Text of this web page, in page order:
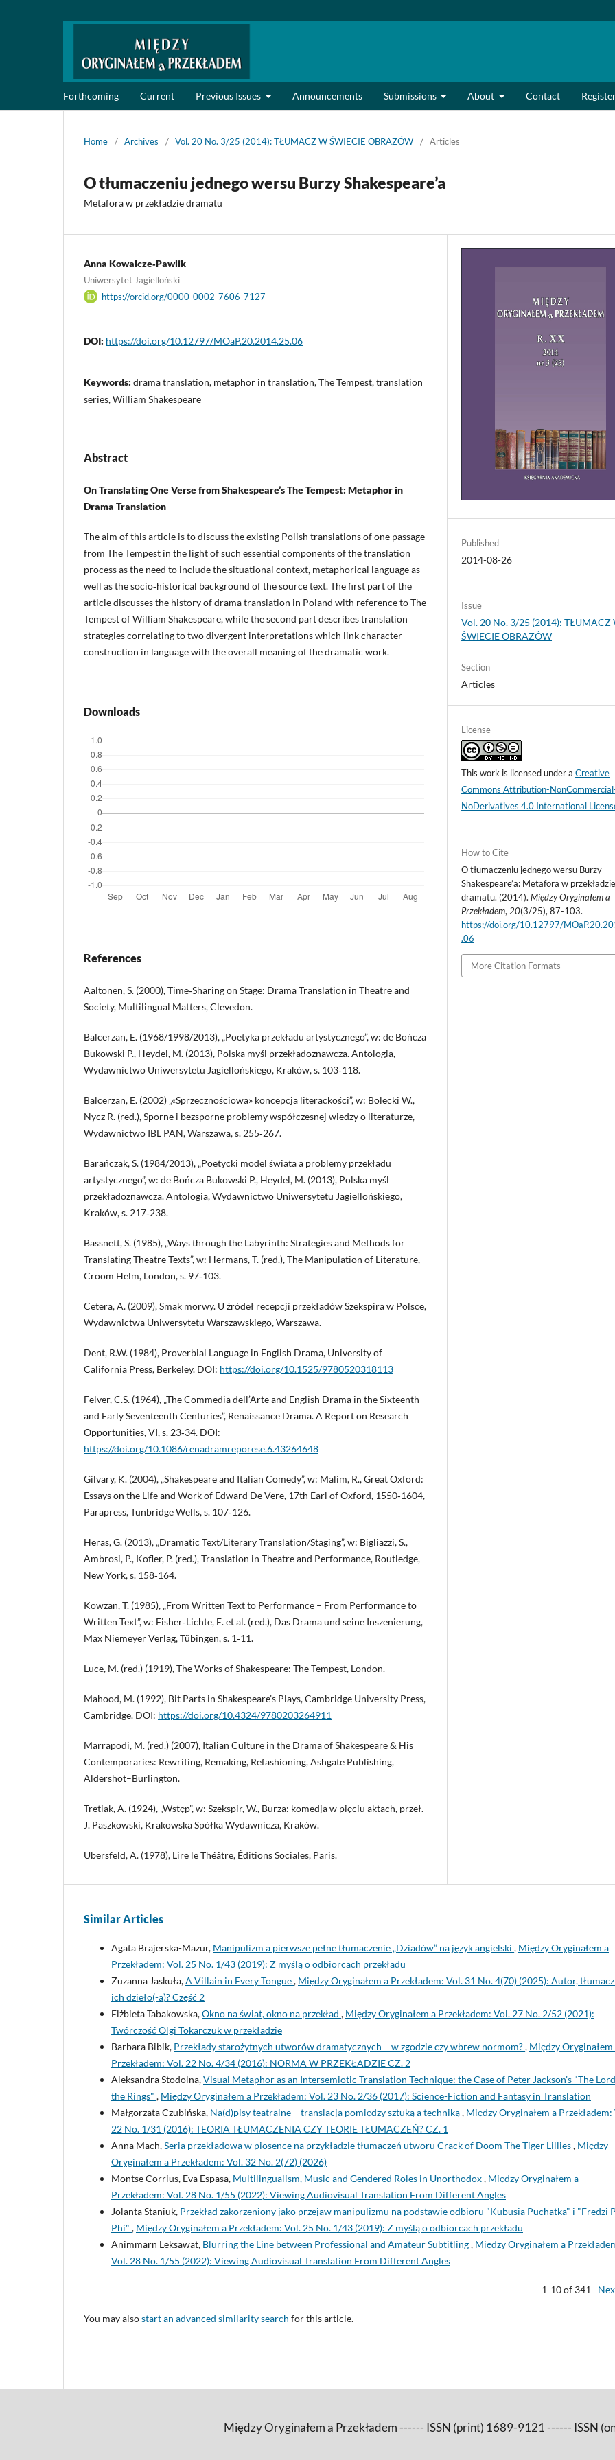
Forthcoming Current Previous Issues Announcements Submissions About Contact
Home / Archives / Vol. 20 No. 3/25 (2014): TŁUMACZ W ŚWIECIE OBRAZÓW / Articles
O tłumaczeniu jednego wersu Burzy Shakespeare’a
Metafora w przekładzie dramatu
Anna Kowalcze‑Pawlik
Uniwersytet Jagielloński
https://orcid.org/0000-0002-7606-7127
DOI: https://doi.org/10.12797/MOaP.20.2014.25.06
Keywords: drama translation, metaphor in translation, The Tempest, translation
series, William Shakespeare
Abstract
On Translating One Verse from Shakespeare’s The Tempest: Metaphor in
Drama Translation
The aim of this article is to discuss the existing Polish translations of one passage
from The Tempest in the light of such essential components of the translation
process as the need to include the situational context, metaphorical language as
well as the socio‑historical background of the source text. The first part of the
article discusses the history of drama translation in Poland with reference to The
Tempest of William Shakespeare, while the second part describes translation
strategies correlating to two divergent interpretations which link character
construction in language with the overall meaning of the dramatic work.
Downloads
References
Aaltonen, S. (2000), Time‑Sharing on Stage: Drama Translation in Theatre and
Society, Multilingual Matters, Clevedon.
Balcerzan, E. (1968/1998/2013), „Poetyka przekładu artystycznego”, w: de Bończa
Bukowski P., Heydel, M. (2013), Polska myśl przekładoznawcza. Antologia,
Wydawnictwo Uniwersytetu Jagiellońskiego, Kraków, s. 103‑118.
Balcerzan, E. (2002) „«Sprzecznościowa» koncepcja literackości”, w: Bolecki W.,
Nycz R. (red.), Sporne i bezsporne problemy współczesnej wiedzy o literaturze,
Wydawnictwo IBL PAN, Warszawa, s. 255‑267.
Barańczak, S. (1984/2013), „Poetycki model świata a problemy przekładu
artystycznego”, w: de Bończa Bukowski P., Heydel, M. (2013), Polska myśl
przekładoznawcza. Antologia, Wydawnictwo Uniwersytetu Jagiellońskiego,
Kraków, s. 217‑238.
Bassnett, S. (1985), „Ways through the Labyrinth: Strategies and Methods for
Translating Theatre Texts”, w: Hermans, T. (red.), The Manipulation of Literature,
Croom Helm, London, s. 97‑103.
Cetera, A. (2009), Smak morwy. U źródeł recepcji przekładów Szekspira w Polsce,
Wydawnictwa Uniwersytetu Warszawskiego, Warszawa.
Dent, R.W. (1984), Proverbial Language in English Drama, University of
California Press, Berkeley. DOI: https://doi.org/10.1525/9780520318113
Felver, C.S. (1964), „The Commedia dell’Arte and English Drama in the Sixteenth
and Early Seventeenth Centuries”, Renaissance Drama. A Report on Research
Opportunities, VI, s. 23‑34. DOI:
https://doi.org/10.1086/renadramreporese.6.43264648
Gilvary, K. (2004), „Shakespeare and Italian Comedy”, w: Malim, R., Great Oxford:
Essays on the Life and Work of Edward De Vere, 17th Earl of Oxford, 1550‑1604,
Parapress, Tunbridge Wells, s. 107‑126.
Heras, G. (2013), „Dramatic Text/Literary Translation/Staging”, w: Bigliazzi, S.,
Ambrosi, P., Kofler, P. (red.), Translation in Theatre and Performance, Routledge,
New York, s. 158‑164.
Kowzan, T. (1985), „From Written Text to Performance – From Performance to
Written Text”, w: Fisher‑Lichte, E. et al. (red.), Das Drama und seine Inszenierung,
Max Niemeyer Verlag, Tübingen, s. 1‑11.
Luce, M. (red.) (1919), The Works of Shakespeare: The Tempest, London.
Mahood, M. (1992), Bit Parts in Shakespeare’s Plays, Cambridge University Press,
Cambridge. DOI: https://doi.org/10.4324/9780203264911
Marrapodi, M. (red.) (2007), Italian Culture in the Drama of Shakespeare & His
Contemporaries: Rewriting, Remaking, Refashioning, Ashgate Publishing,
Aldershot–Burlington.
Tretiak, A. (1924), „Wstęp”, w: Szekspir, W., Burza: komedja w pięciu aktach, przeł.
J. Paszkowski, Krakowska Spółka Wydawnicza, Kraków.
Ubersfeld, A. (1978), Lire le Théâtre, Éditions Sociales, Paris.
Published
2014-08-26
Issue
Vol. 20 No. 3/25 (2014): TŁUMACZ
ŚWIECIE OBRAZÓW
Section
Articles
License
This work is licensed under aCreative
Commons Attribution-
NoDerivatives 4.0 International
How to Cite
O tłumaczeniu jednego wersu Burzy
Shakespeare’a: Metafora w przekładzie
dramatu. (2014).Między Oryginałem a
Przekładem, 20(3/25), 87-103.
https://doi.org/10.12797/
.06
More Citation Formats
Similar Articles
Agata Brajerska-Mazur, Manipulizm a pierwsze pełne tłumaczenie „Dziadów” na język angielski , Między Oryginałem a
Przekładem: Vol. 25 No. 1/43 (2019): Z myślą o odbiorcach przekładu
Zuzanna Jaskuła,A Villain in Every Tongue, Między Oryginałem a Przekładem: Vol. 31 No. 4(70) (2025): Autor,
ich dzieło(-a)? Część 2
Elżbieta Tabakowska,Okno na świat, okno na przekład , Między Oryginałem a Przekładem: Vol. 27 No. 2/52 (2021):
Twórczość Olgi Tokarczuk w przekładzie
Barbara Bibik, Przekłady starożytnych utworów dramatycznych – w zgodzie czy wbrew normom?, Między Oryginałem
Przekładem: Vol. 22 No. 4/34 (2016): NORMA W PRZEKŁADZIE CZ. 2
Aleksandra Stodolna,Visual Metaphor as an Intersemiotic Translation Technique: the Case of Peter Jackson’s "The
the Rings" , Między Oryginałem a Przekładem: Vol. 23 No. 2/36 (2017): Science-Fiction and Fantasy in Translation
Małgorzata Czubińska, Na(d)pisy teatralne – translacja pomiędzy sztuką a techniką, Między Oryginałem a Przekładem:
22 No. 1/31 (2016): TEORIA TŁUMACZENIA CZY TEORIE TŁUMACZEŃ? CZ. 1
Anna Mach,Seria przekładowa w piosence na przykładzie tłumaczeń utworu Crack of Doom The Tiger Lillies, Między
Oryginałem a Przekładem: Vol. 32 No. 2(72) (2026)
Montse Corrius, Eva Espasa, Multilingualism, Music and Gendered Roles in Unorthodox, Między Oryginałem a
Przekładem: Vol. 28 No. 1/55 (2022): Viewing Audiovisual Translation From Different Angles
Jolanta Staniuk, Przekład zakorzeniony jako przejaw manipulizmu na podstawie odbioru "Kubusia Puchatka" i "Fredzi
Phi" , Między Oryginałem a Przekładem: Vol. 25 No. 1/43 (2019): Z myślą o odbiorcach przekładu
Animmarn Leksawat, Blurring the Line between Professional and Amateur Subtitling, Między Oryginałem a
Vol. 28 No. 1/55 (2022): Viewing Audiovisual Translation From Different Angles
1-10 of 341
You may alsostart an advanced similarity search for this article.
Między Oryginałem a Przekładem ------ ISSN (print) 1689-9121 ------ ISSN